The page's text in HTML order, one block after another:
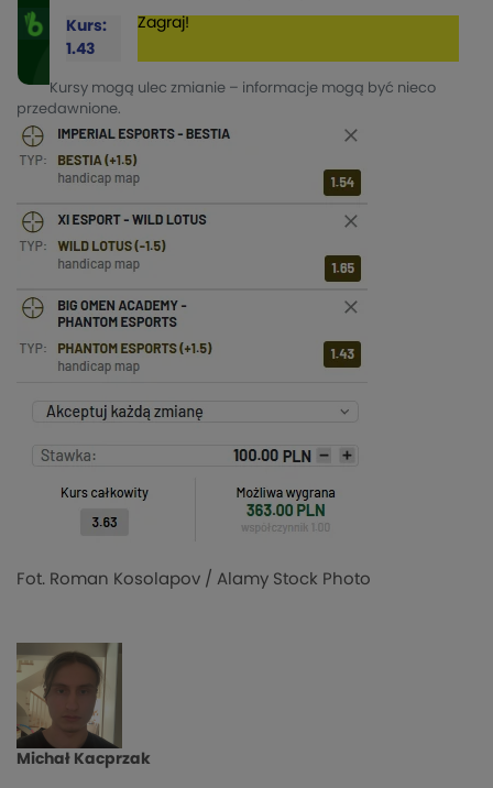
Kurs:
1.43
Zagraj!
Kursy mogą ulec zmianie – informacje mogą być nieco
przedawnione.
Fot. Roman Kosolapov / Alamy Stock Photo
Michał Kacprzak